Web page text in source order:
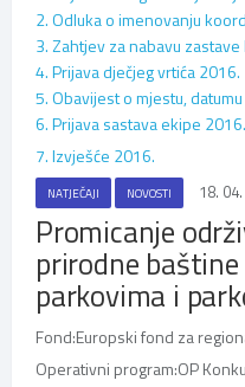
2. Odluka o imenovanju
3. Zahtjev za nabavu
4. Prijava dječjeg vrtića 2016.
5. Obavijest o mjestu,
6. Prijava sastava ekipe 2016.
7. Izvješće 2016.
NATJEČAJI NOVOSTI 18.
Promicanje
prirodne
parkovima i
Fond:Europski fond za
Operativni program:OP